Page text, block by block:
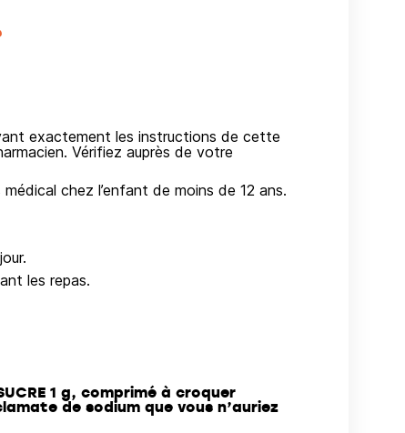
exactement les instructions de cette
Vérifiez auprès de votre
chez l’enfant de moins de 12 ans.
les repas.
1 g, comprimé à croquer
de sodium que vous n’auriez